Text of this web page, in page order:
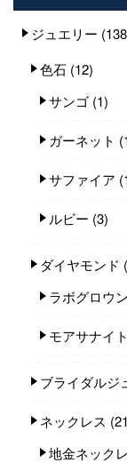
ジュエリー
色石 (12)
サンゴ (1)
ガーネット
サファイア
ルビー (3)
ダイヤモンド
ラボグロウ
モアサナイト
ブライダルジ
ネックレス
地金ネック